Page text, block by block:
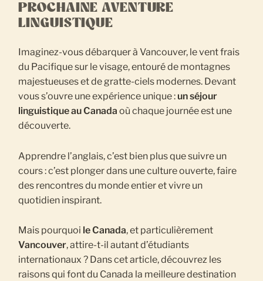
PROCHAINE AVENTURE
LINGUISTIQUE
Imaginez-vous débarquer à Vancouver, le vent frais
du Pacifique sur le visage, entouré de montagnes
majestueuses et de gratte-ciels modernes. Devant
vous s’ouvre une expérience unique : un séjour
linguistique au Canada où chaque journée est une
découverte.
Apprendre l’anglais, c’est bien plus que suivre un
cours : c’est plonger dans une culture ouverte, faire
des rencontres du monde entier et vivre un
quotidien inspirant.
Mais pourquoi le Canada, et particulièrement
Vancouver, attire-t-il autant d’étudiants
internationaux ? Dans cet article, découvrez les
raisons qui font du Canada la meilleure destination